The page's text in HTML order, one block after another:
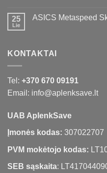
25
Lie
ASICS Metaspeed
KONTAKTAI
Tel: +370 670 09191
Email: info@aplenksave.lt
UAB AplenkSave
Įmonės kodas: 307022707
PVM mokėtojo kodas:
SEB sąskaita: